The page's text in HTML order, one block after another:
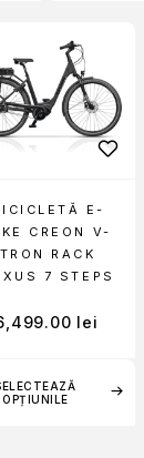
OPȚIUNILE
E-
CREON V-
TRON RACK
7 STEPS
lei